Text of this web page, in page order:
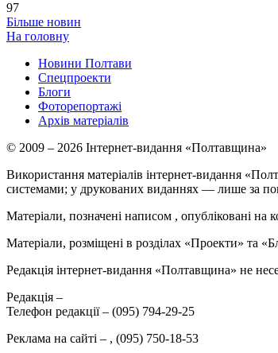
97
Більше новин
На головну
Новини Полтави
Спецпроекти
Блоги
Фоторепортажі
Архів матеріалів
© 2009 – 2026 Інтернет-видання «Полтавщина»
Використання матеріалів інтернет-видання
системами; у друкованих виданнях — лише за
Матеріали, позначені написом , опубліковані на
Матеріали, розміщені в розділах «Проекти» та
Редакція інтернет-видання «Полтавщина» не
Редакція –
Телефон редакції – (095) 794-29-25
Реклама на сайті – , (095) 750-18-53